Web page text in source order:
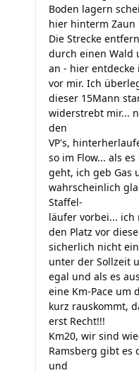
Boden lagern
hier hinterm Zaun
Die Strecke
durch einen Wald
an - hier entdecke
vor mir. Ich
dieser 15Mann
widerstrebt mir...
den
VP's,
so im Flow... als
geht, ich geb Gas
wahrscheinlich
Staffel-
läufer vorbei... ich
den Platz vor
sicherlich nicht
unter der Sollzeit
egal und als es
eine Km-Pace um
kurz rauskommt,
erst Recht!!!
Km20, wir sind
Ramsberg gibt es
und